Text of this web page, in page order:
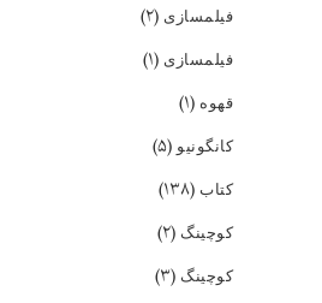
فیلمسازی (۲)
فیلمسازی (۱)
قهوه (۱)
کانگونیو(۵)
کتاب (۱۳۸)
کوچینگ (۲)
کوچینگ (۳)